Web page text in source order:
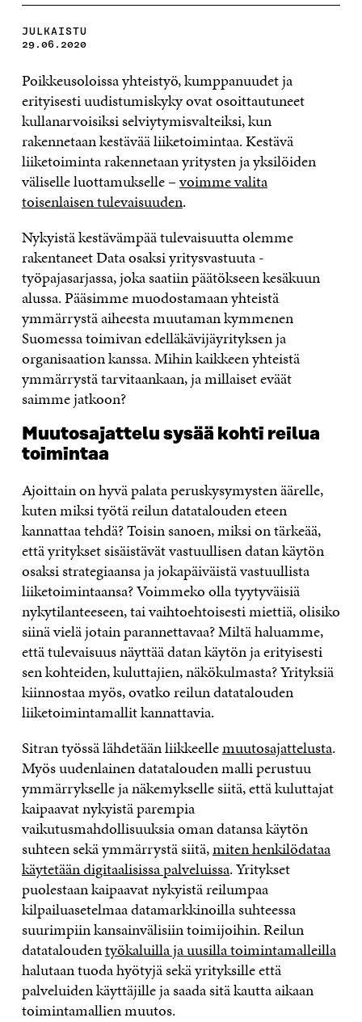
JULKAISTU
29.06.2020
Poikkeusoloissa yhteistyö, kumppanuudet ja
erityisesti uudistumiskyky ovat osoittautuneet
kullanarvoisiksi selviytymisvalteiksi, kun
rakennetaan kestävää liiketoimintaa. Kestävä
liiketoiminta rakennetaan yritysten ja yksilöiden
väliselle luottamukselle –voimme valita
toisenlaisen tulevaisuuden.
Nykyistä kestävämpää tulevaisuutta olemme
rakentaneet Data osaksi yritysvastuuta -
työpajasarjassa, joka saatiin päätökseen kesäkuun
alussa. Pääsimme muodostamaan yhteistä
ymmärrystä aiheesta muutaman kymmenen
Suomessa toimivan edelläkävijäyrityksen ja
organisaation kanssa. Mihin kaikkeen yhteistä
ymmärrystä tarvitaankaan, ja millaiset eväät
saimme jatkoon?
Muutosajattelu sysää kohti reilua
toimintaa
Ajoittain on hyvä palata peruskysymysten äärelle,
kuten miksi työtä reilun datatalouden eteen
kannattaa tehdä? Toisin sanoen, miksi on tärkeää,
että yritykset sisäistävät vastuullisen datan käytön
osaksi strategiaansa ja jokapäiväistä vastuullista
liiketoimintaansa? Voimmeko olla tyytyväisiä
nykytilanteeseen, tai vaihtoehtoisesti miettiä, olisiko
siinä vielä jotain parannettavaa? Miltä haluamme,
että tulevaisuus näyttää datan käytön ja erityisesti
sen kohteiden, kuluttajien, näkökulmasta? Yrityksiä
kiinnostaa myös, ovatko reilun datatalouden
liiketoimintamallit kannattavia.
Sitran työssä lähdetään liikkeellemuutosajattelusta.
Myös uudenlainen datatalouden malli perustuu
ymmärrykselle ja näkemykselle siitä, että kuluttajat
kaipaavat nykyistä parempia
vaikutusmahdollisuuksia oman datansa käytön
suhteen sekä ymmärrystä siitä,miten henkilödataa
käytetään digitaalisissa palveluissa. Yritykset
puolestaan kaipaavat nykyistä reilumpaa
kilpailuasetelmaa datamarkkinoilla suhteessa
suurimpiin kansainvälisiin toimijoihin. Reilun
datataloudentyökaluilla ja uusilla toimintamalleilla
halutaan tuoda hyötyjä sekä yrityksille että
palveluiden käyttäjille ja saada sitä kautta aikaan
toimintamallien muutos.